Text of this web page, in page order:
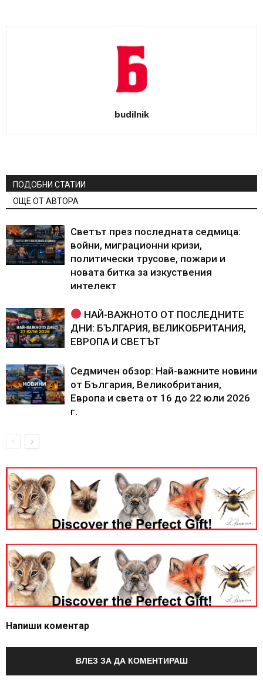
budilnik
ПОДОБНИ СТАТИИ
ОЩЕ ОТ АВТОРА
Светът през последната седмица:
войни, миграционни кризи,
политически трусове, пожари и
новата битка за изкуствения
интелект
НАЙ-ВАЖНОТО ОТ ПОСЛЕДНИТЕ
ДНИ: БЪЛГАРИЯ, ВЕЛИКОБРИТАНИЯ,
ЕВРОПА И СВЕТЪТ
Седмичен обзор: Най-важните новини
от България, Великобритания,
Европа и света от 16 до 22 юли 2026
г.
Напиши коментар
ВЛЕЗ ЗА ДА КОМЕНТИРАШ